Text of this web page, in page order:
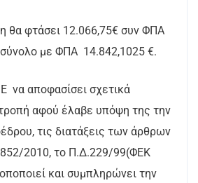
θα φτάσει 12.066,75€ συν ΦΠΑ
με ΦΠΑ 14.842,1025 €.
να αποφασίσει σχετικά
αφού έλαβε υπόψη της την
τις διατάξεις των άρθρων
2010, το Π.Δ.229/99(ΦΕΚ
και συμπληρώνει την